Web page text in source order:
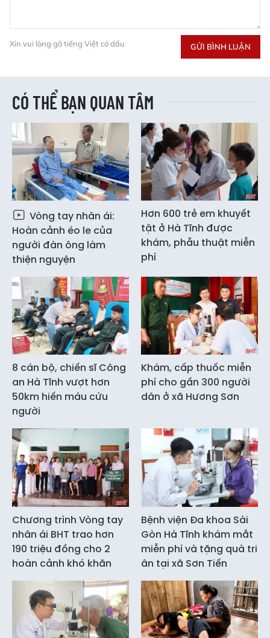
Xin vui lòng gõ tiếng Việt có dấu GỬI BÌNH LUẬN
CÓ THỂ BẠN QUAN TÂM
Vòng tay nhân ái:
Hoàn cảnh éo le của
người đàn ông làm
thiện nguyện
Hơn 600 trẻ em khuyết
tật ở Hà Tĩnh được
khám, phẫu thuật miễn
phí
8 cán bộ, chiến sĩ Công
an Hà Tĩnh vượt hơn
50km hiến máu cứu
người
Khám, cấp thuốc miễn
phí cho gần 300 người
dân ở xã Hương Sơn
Chương trình Vòng tay
nhân ái BHT trao hơn
190 triệu đồng cho 2
hoàn cảnh khó khăn
Bệnh viện Đa khoa Sài
Gòn Hà Tĩnh khám mắt
miễn phí và tặng quà tri
ân tại xã Sơn Tiến